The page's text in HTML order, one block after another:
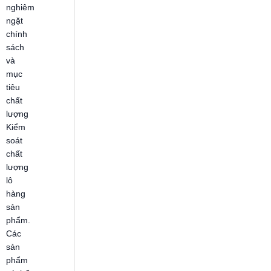
nghiêm
ngặt
chính
sách
và
mục
tiêu
chất
lượng
Kiểm
soát
chất
lượng
lô
hàng
sản
phẩm.
Các
sản
phẩm